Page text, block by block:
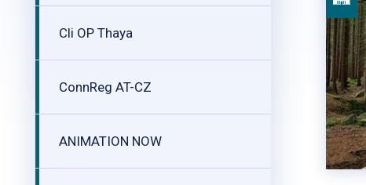
Cli OP Thaya
ConnReg AT-CZ
ANIMATION NOW